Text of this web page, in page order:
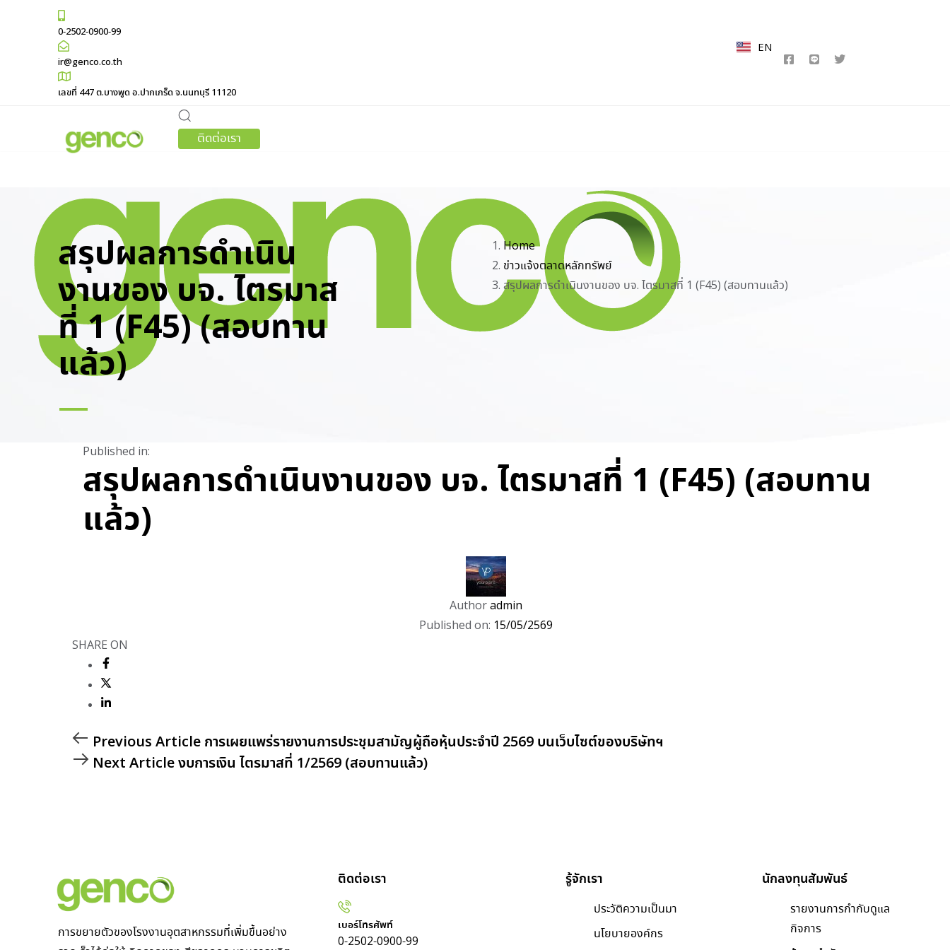
0-2502-0900-99
ir@genco.co.th
เลขที่ 447 ต.บางพูด อ.ปากเกร็ด จ.นนทบุรี 11120
EN
ติดต่อเรา
สรุปผลการดำเนิน
งานของ บจ. ไตรมาส
ที่ 1 (F45) (สอบทาน
แล้ว)
Home
ข่าวแจ้งตลาดหลักทรัพย์
สรุปผลการดำเนินงานของ บจ. ไตรมาสที่ 1 (F45) (สอบทานแล้ว)
Published in:
สรุปผลการดำเนินงานของ บจ. ไตรมาสที่ 1 (F45) (สอบทาน
แล้ว)
Authoradmin
Published on: 15/05/2569
SHARE ON
Previous Article การเผยแพร่รายงานการประชุมสามัญผู้ถือหุ้นประจำปี 2569 บนเว็บไซต์ของบริษัทฯ
Next Articleงบการเงิน ไตรมาสที่ 1/2569 (สอบทานแล้ว)
การขยายตัวของโรงงานอุตสาหกรรมที่เพิ่มขึ้นอย่าง
ติดต่อเรา
เบอร์โทรศัพท์
0-2502-0900-99
รู้จักเรา
ประวัติความเป็นมา
นโยบายองค์กร
นักลงทุนสัมพันธ์
รายงานการกำกับดูแล
กิจการ